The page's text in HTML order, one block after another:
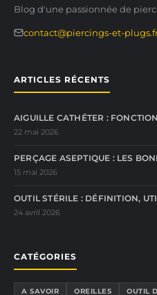
Blog d'une passionnée de
contact@piercings-et-
ARTICLES RÉCENTS
AIGUILLE CATHÉTER :
22 mai 2026
PERÇAGE ASEPTIQUE : LES
15 mai 2026
OUTIL STÉRILE : DÉFINITION,
24 avril 2026
CATÉGORIES
A SAVOIR OREILLES OUTIL